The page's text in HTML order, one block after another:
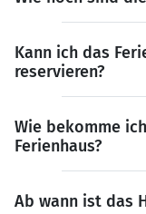
Kann ich das
reservieren?
Wie bekomme
Ferienhaus?
Ab wann ist das